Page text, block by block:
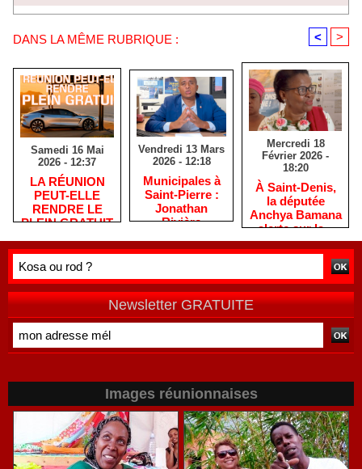
DANS LA MÊME RUBRIQUE : < >
Samedi 16 Mai
2026 - 12:37
​LA RÉUNION
PEUT-ELLE
RENDRE LE
PLEIN GRATUIT
Vendredi 13 Mars
2026 - 12:18
​Municipales à
Saint-Pierre :
Jonathan
Rivière
habitants après
de terrain
Mercredi 18
Février 2026 -
18:20
​À Saint-Denis,
la députée
Anchya Bamana
alerte sur la «
double peine »
vécue par
Newsletter GRATUITE
Images réunionnaises